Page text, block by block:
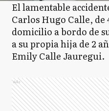
El lamentable
Carlos Hugo Calle, de
domicilio a bordo de
a su propia hija de 2
Emily Calle Jauregui.
Ads